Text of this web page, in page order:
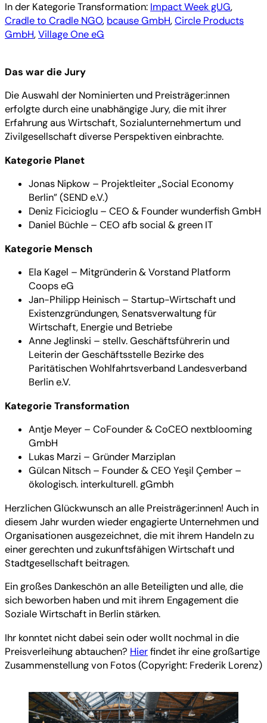
In der Kategorie Transformation: Impact Week gUG,
Cradle to Cradle NGO, bcause GmbH,Circle Products
GmbH,Village One eG
Das war die Jury
Die Auswahl der Nominierten und Preisträger:innen
erfolgte durch eine unabhängige Jury, die mit ihrer
Erfahrung aus Wirtschaft, Sozialunternehmertum und
Zivilgesellschaft diverse Perspektiven einbrachte.
Kategorie Planet
Jonas Nipkow – Projektleiter „Social Economy
Berlin” (SEND e.V.)
Deniz Ficicioglu – CEO & Founder wunderfish GmbH
Daniel Büchle – CEO afb social & green IT
Kategorie Mensch
Ela Kagel – Mitgründerin & Vorstand Platform
Coops eG
Jan-Philipp Heinisch – Startup-Wirtschaft und
Existenzgründungen, Senatsverwaltung für
Wirtschaft, Energie und Betriebe
Anne Jeglinski – stellv. Geschäftsführerin und
Leiterin der Geschäftsstelle Bezirke des
Paritätischen Wohlfahrtsverband Landesverband
Berlin e.V.
Kategorie Transformation
Antje Meyer – CoFounder & CoCEO nextblooming
GmbH
Lukas Marzi – Gründer Marziplan
Gülcan Nitsch – Founder & CEO Yeşil Çember –
ökologisch. interkulturell. gGmbh
Herzlichen Glückwunsch an alle Preisträger:innen! Auch in
diesem Jahr wurden wieder engagierte Unternehmen und
Organisationen ausgezeichnet, die mit ihrem Handeln zu
einer gerechten und zukunftsfähigen Wirtschaft und
Stadtgesellschaft beitragen.
Ein großes Dankeschön an alle Beteiligten und alle, die
sich beworben haben und mit ihrem Engagement die
Soziale Wirtschaft in Berlin stärken.
Ihr konntet nicht dabei sein oder wollt nochmal in die
Preisverleihung abtauchen? Hierfindet ihr eine großartige
Zusammenstellung von Fotos (Copyright: Frederik Lorenz)